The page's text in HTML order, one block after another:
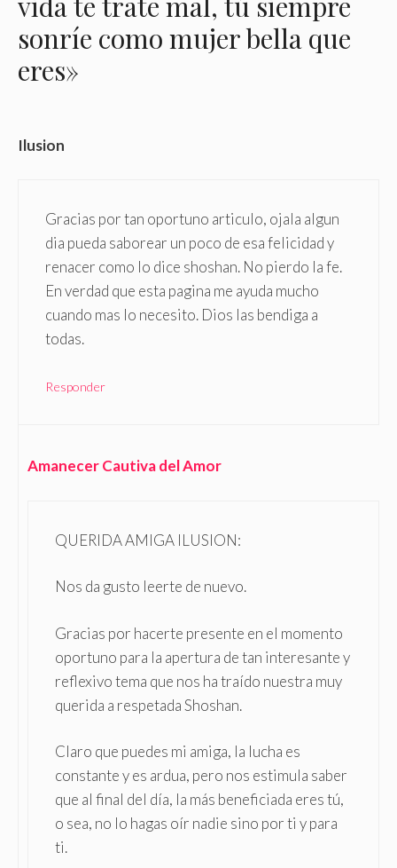
sonríe como mujer bella que
eres»
Ilusion
Gracias por tan oportuno articulo, ojala algun
dia pueda saborear un poco de esa felicidad y
renacer como lo dice shoshan. No pierdo la fe.
En verdad que esta pagina me ayuda mucho
cuando mas lo necesito. Dios las bendiga a
todas.
Responder
Amanecer Cautiva del Amor
QUERIDA AMIGA ILUSION:
Nos da gusto leerte de nuevo.
Gracias por hacerte presente en el momento
oportuno para la apertura de tan interesante y
reflexivo tema que nos ha traído nuestra muy
querida a respetada Shoshan.
Claro que puedes mi amiga, la lucha es
constante y es ardua, pero nos estimula saber
que al final del día, la más beneficiada eres tú,
o sea, no lo hagas oír nadie sino por ti y para
ti.